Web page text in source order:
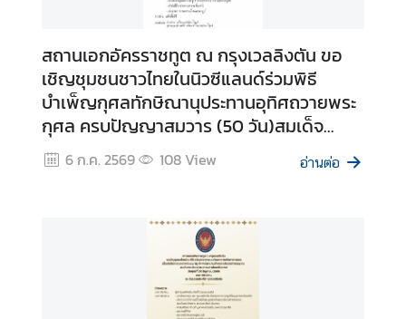
อ
ก
อั
ค
ร
ร
สถานเอกอัครราชทูต ณ กรุงเวลลิงตัน ขอ
เชิญชุมชนชาวไทยในนิวซีแลนด์ร่วมพิธี
บำเพ็ญกุศลทักษิณานุประทานอุทิศถวายพระ
กุศล ครบปัญญาสมวาร (50 วัน)สมเด็จ
พระเจ้าลูกเธอ เจ้าฟ้าพัชรกิติยาภา นเรนทิรา
เทพยวดี กรมหลวงราชสาริณีสิริพัชร มหา
6 ก.ค. 2569 108View อ่านต่อ